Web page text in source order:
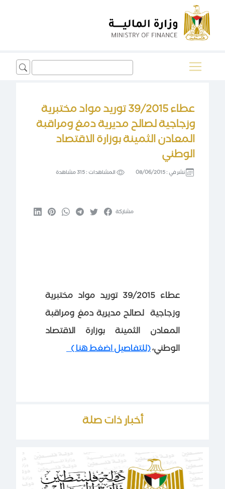
Search
for:
عطاء 39/2015 توريد مواد مختبرية
وزجاجية لصالح مديرية دمغ ومراقبة
المعادن الثمينة بوزارة الاقتصاد
الوطني
نشر في :08/06/2015 المشاهدات :315 مشاهدة
مشاركة
عطاء 39/2015 توريد مواد مختبرية
وزجاجية لصالح مديرية دمغ ومراقبة
المعادن الثمينة بوزارة الاقتصاد
الوطني،(للتفاصيل اضغط هنا )
أخبار ذات صلة